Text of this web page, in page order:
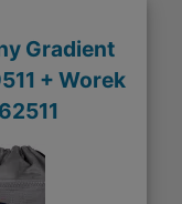
Gradient
+ Worek